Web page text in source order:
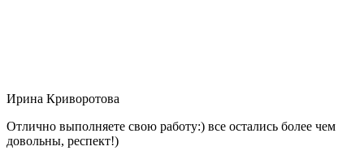
Ирина Криворотова
Отлично выполняете свою работу:) все остались более чем
довольны, респект!)